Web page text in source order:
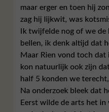
maar erger en toen hij
zag hij lijkwit, was
Ik twijfelde nog of we
bellen, ik denk altijd dat
Maar Rien vond toch
kon natuurlijk ook zijn
half 5 konden we
Na onderzoek bleek dat
Eerst wilde de arts het